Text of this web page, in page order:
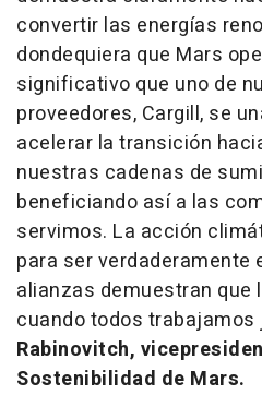
convertir las energías
dondequiera que Mars
significativo que uno de
proveedores, Cargill, se
acelerar la transición
nuestras cadenas de
beneficiando así a las
servimos. La acción
para ser verdaderamente
alianzas demuestran que
cuando todos trabajamos
Rabinovitch,
Sostenibilidad de Mars.